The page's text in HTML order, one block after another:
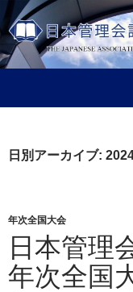
コ
ン
ン
へ
ッ
日別アーカイブ:
年次全国大会
日本管理
年次全国